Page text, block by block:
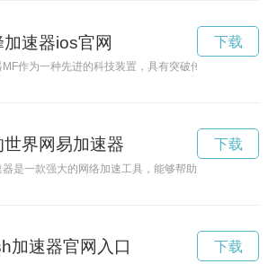
加速器ios官网
MF作为一种先进的科技装置，具有突破传统技术的潜力
下载
世界网易加速器
器是一款强大的网络加速工具，能够帮助用户轻松快速
下载
加速器官网入口 下载